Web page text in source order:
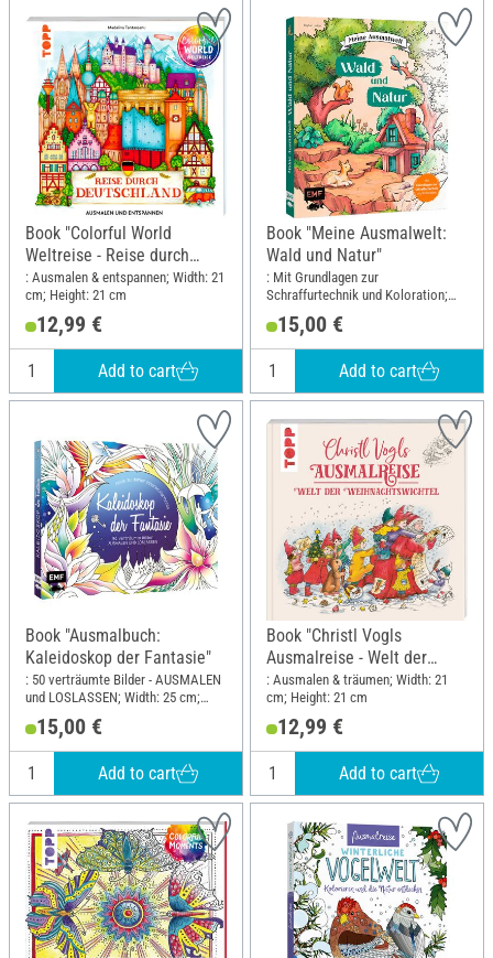
Book "Colorful World
Weltreise - Reise durch
Deutschland"
: Ausmalen & entspannen; Width: 21
cm; Height: 21 cm
12,99 €
Add to cart
Book "Meine Ausmalwelt:
Wald und Natur"
: Mit Grundlagen zur
Schraffurtechnik und Koloration;
15,00 €
Add to cart
Book "Ausmalbuch:
Kaleidoskop der Fantasie"
: 50 verträumte Bilder - AUSMALEN
und LOSLASSEN; Width: 25 cm;
15,00 €
Add to cart
Book "Christl Vogls
Ausmalreise - Welt der
Weihnachtswichtel"
: Ausmalen & träumen; Width: 21
cm; Height: 21 cm
12,99 €
Add to cart